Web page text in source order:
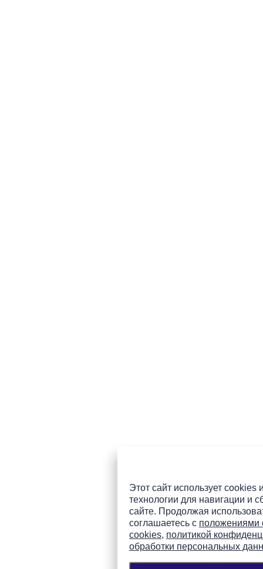
Этот сайт использует cookies
технологии для навигации и
сайте. Продолжая
соглашаетесь с положениями
cookies, политикой
обработки персональных